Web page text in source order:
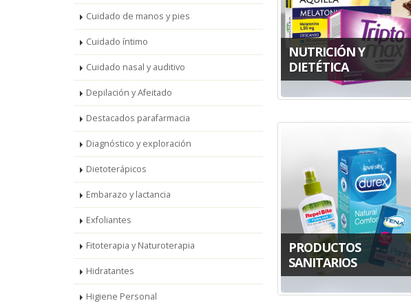
Cuidado de manos y pies
Cuidado íntimo
Cuidado nasal y auditivo
Depilación y Afeitado
Destacados parafarmacia
Diagnóstico y exploración
Dietoterápicos
Embarazo y lactancia
Exfoliantes
Fitoterapia y Naturoterapia
Hidratantes
Higiene Personal
NUTRICIÓN Y
DIETÉTICA
PRODUCTOS
SANITARIOS